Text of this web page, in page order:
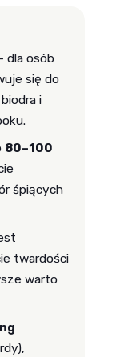
dla osób
się do
i
80–100
śpiących
twardości
warto